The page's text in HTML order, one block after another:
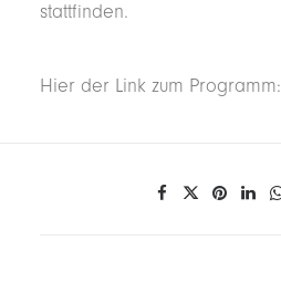
stattfinden.
Hier der Link zum Programm: